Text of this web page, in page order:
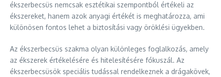
ékszerbecsüs nemcsak esztétikai szempontból értékeli az
ékszereket, hanem azok anyagi értékét is meghatározza, ami
különösen fontos lehet a biztosítási vagy öröklési ügyekben.
Az ékszerbecsüs szakma olyan különleges foglalkozás, amely
az ékszerek értékelésére és hitelesítésére fókuszál. Az
ékszerbecsüsök speciális tudással rendelkeznek a drágakövek,